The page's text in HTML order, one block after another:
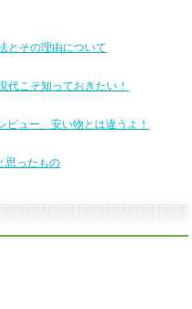
とその理由について
代こそ知っておきたい！
ュー、安い物とは違うよ！
思ったもの